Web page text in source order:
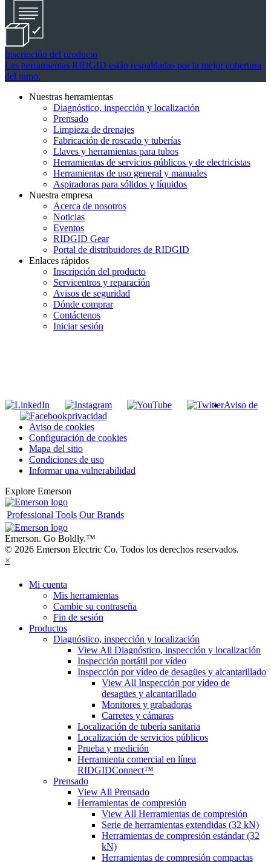
Inscripción del producto
Las herramientas RIDGID están respaldadas por la mejor cobertura
del ramo.
Nuestras herramientas
Diagnóstico, inspección y localización
Prensado
Limpieza de drenajes
Fabricación de roscado y tuberías
Llaves y herramientas para tubos
Herramientas de servicios públicos y de electricistas
Herramientas de uso general y manuales
Aspiradoras para sólidos y líquidos
Nuestra empresa
Acerca de nosotros
Noticias
Eventos
RIDGID Gear
Portal de distribuidores de RIDGID
Enlaces rápidos
Inscripción del producto
Servicentros y reparación
Avisos de seguridad
Dónde comprar
Contáctenos
Iniciar sesión
Aviso de
privacidad
Aviso de cookies
Configuración de cookies
Mapa del sitio
Condiciones de uso
Informar una vulnerabilidad
Explore Emerson
Professional Tools Our Brands
Emerson. Go Boldly.™
© 2026 Emerson Electric Co. Todos los derechos reservados.
×
Mi cuenta
Mis herramientas
Cambie su contraseña
Fin de sesión
Productos
Diagnóstico, inspección y localización
View All Diagnóstico, inspección y localización
Inspección portátil por vídeo
Inspección por vídeo de desagües y alcantarillado
View All Inspección por vídeo de
desagües y alcantarillado
Monitores y grabadoras
Carretes y cámaras
Localización de tubería sanitaria
Localización de servicios públicos
Prueba y medición
Herramienta comercial en línea
RIDGIDConnect™
Prensado
View All Prensado
Herramientas de compresión
View All Herramientas de compresión
Serie de herramientas extendidas (32 kN)
Herramientas de compresión estándar (32
kN)
Herramientas de compresión compactas